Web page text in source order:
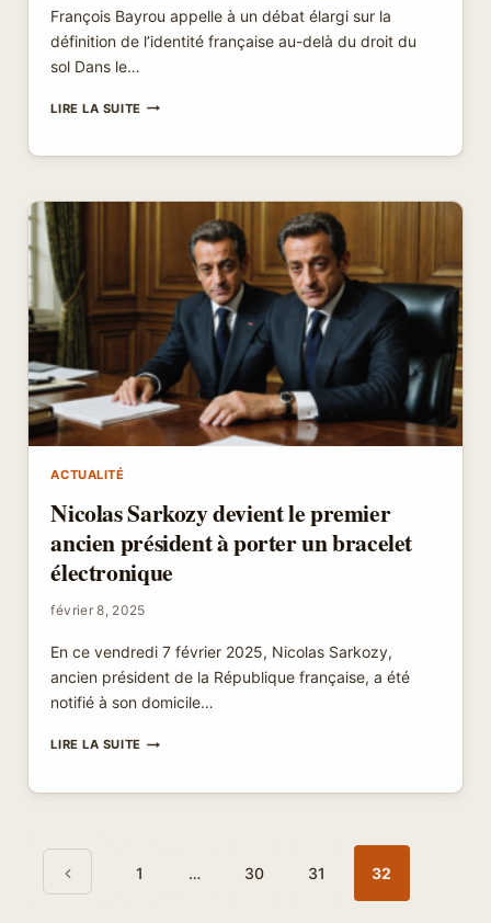
François Bayrou appelle à un débat élargi sur la
définition de l’identité française au-delà du droit du
sol Dans le…
LIRE LA SUITEFRANÇOIS
À
DÉBAT
DÉFINITION
DE
L’IDENTITÉ
FRANÇAISE
AU-
DELÀ
DU
DROIT
ACTUALITÉ
Nicolas Sarkozy devient le premier
ancien président à porter un bracelet
électronique
février 8, 2025
En ce vendredi 7 février 2025, Nicolas Sarkozy,
ancien président de la République française, a été
notifié à son domicile…
LIRE LA SUITENICOLAS
LE
À
Navigation
page
Page
précédente
1 … 30 31 32